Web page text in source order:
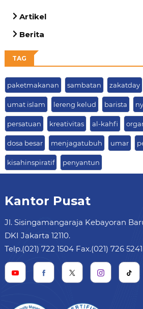
Artikel
Berita
TAG
paketmakanan sambatan zakatday
umat islam lereng kelud barista
persatuan kreativitas al-kahfi
dosa besar menjagatubuh umar
kisahinspiratif penyantun
Kantor Pusat
Jl. Sisingamangaraja Kebayoran
DKI Jakarta 12110.
Telp.(021) 722 1504 Fax.(021) 726 5241